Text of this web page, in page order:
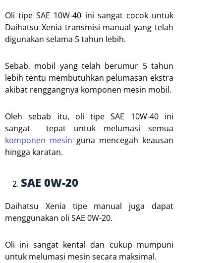
Oli tipe SAE 10W-40 ini sangat cocok untuk
Daihatsu Xenia transmisi manual yang telah
digunakan selama 5 tahun lebih.
Sebab, mobil yang telah berumur 5 tahun
lebih tentu membutuhkan pelumasan ekstra
akibat renggangnya komponen mesin mobil.
Oleh sebab itu, oli tipe SAE 10W-40 ini
sangat tepat untuk melumasi semua
komponen mesin guna mencegah keausan
hingga karatan.
SAE 0W-20
Daihatsu Xenia tipe manual juga dapat
menggunakan oli SAE 0W-20.
Oli ini sangat kental dan cukup mumpuni
untuk melumasi mesin secara maksimal.